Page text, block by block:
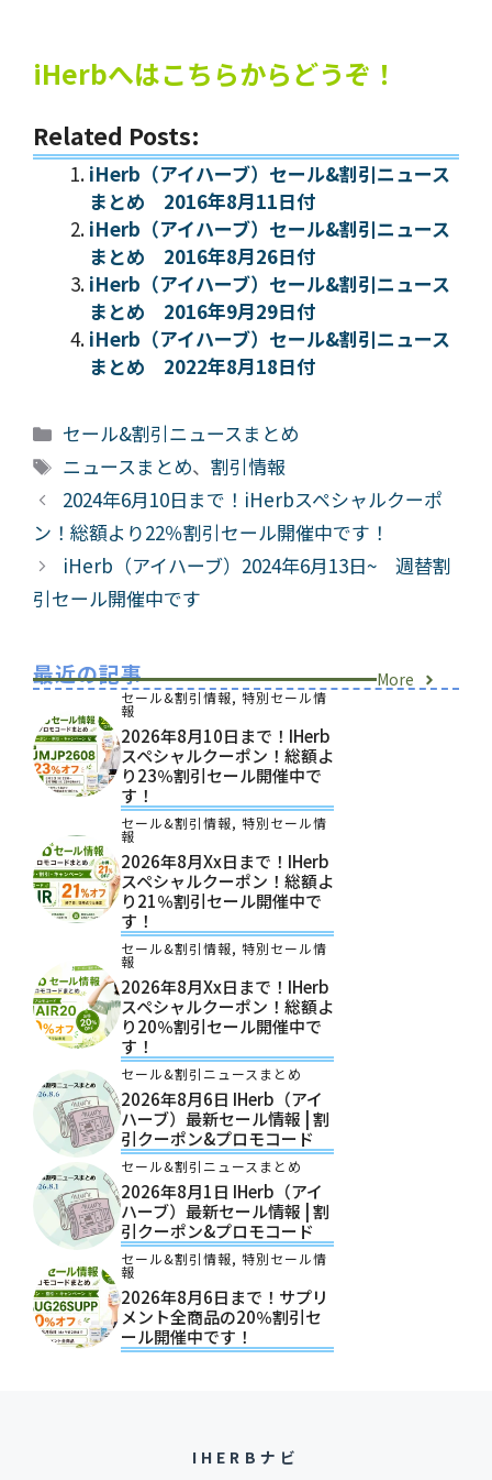
iHerbへはこちらからどうぞ！
Related Posts:
iHerb（アイハーブ）セール&割引ニュース
まとめ 2016年8月11日付
iHerb（アイハーブ）セール&割引ニュース
まとめ 2016年8月26日付
iHerb（アイハーブ）セール&割引ニュース
まとめ 2016年9月29日付
iHerb（アイハーブ）セール&割引ニュース
まとめ 2022年8月18日付
カ
テ
リ
ー
セール&割引ニュースまとめ
タ
グ
ニュースまとめ、割引情報
2024年6月10日まで！iHerbスペシャルクーポ
ン！総額より22％割引セール開催中です！
iHerb（アイハーブ）2024年6月13日~ 週替割
引セール開催中です
最近の記事 More
セール&割引情報, 特別セール情
報
2026年8月10日まで！iHerb
スペシャルクーポン！総額よ
り23％割引セール開催中で
す！
セール&割引情報, 特別セール情
報
2026年8月xx日まで！iHerb
スペシャルクーポン！総額よ
り21％割引セール開催中で
す！
セール&割引情報, 特別セール情
報
2026年8月xx日まで！iHerb
スペシャルクーポン！総額よ
り20％割引セール開催中で
す！
セール&割引ニュースまとめ
2026年8月6日 IHerb（アイ
ハーブ）最新セール情報 | 割
引クーポン&プロモコード
セール&割引ニュースまとめ
2026年8月1日 IHerb（アイ
ハーブ）最新セール情報 | 割
引クーポン&プロモコード
セール&割引情報, 特別セール情
報
2026年8月6日まで！サプリ
メント全商品の20％割引セ
ール開催中です！
IHERBナビ